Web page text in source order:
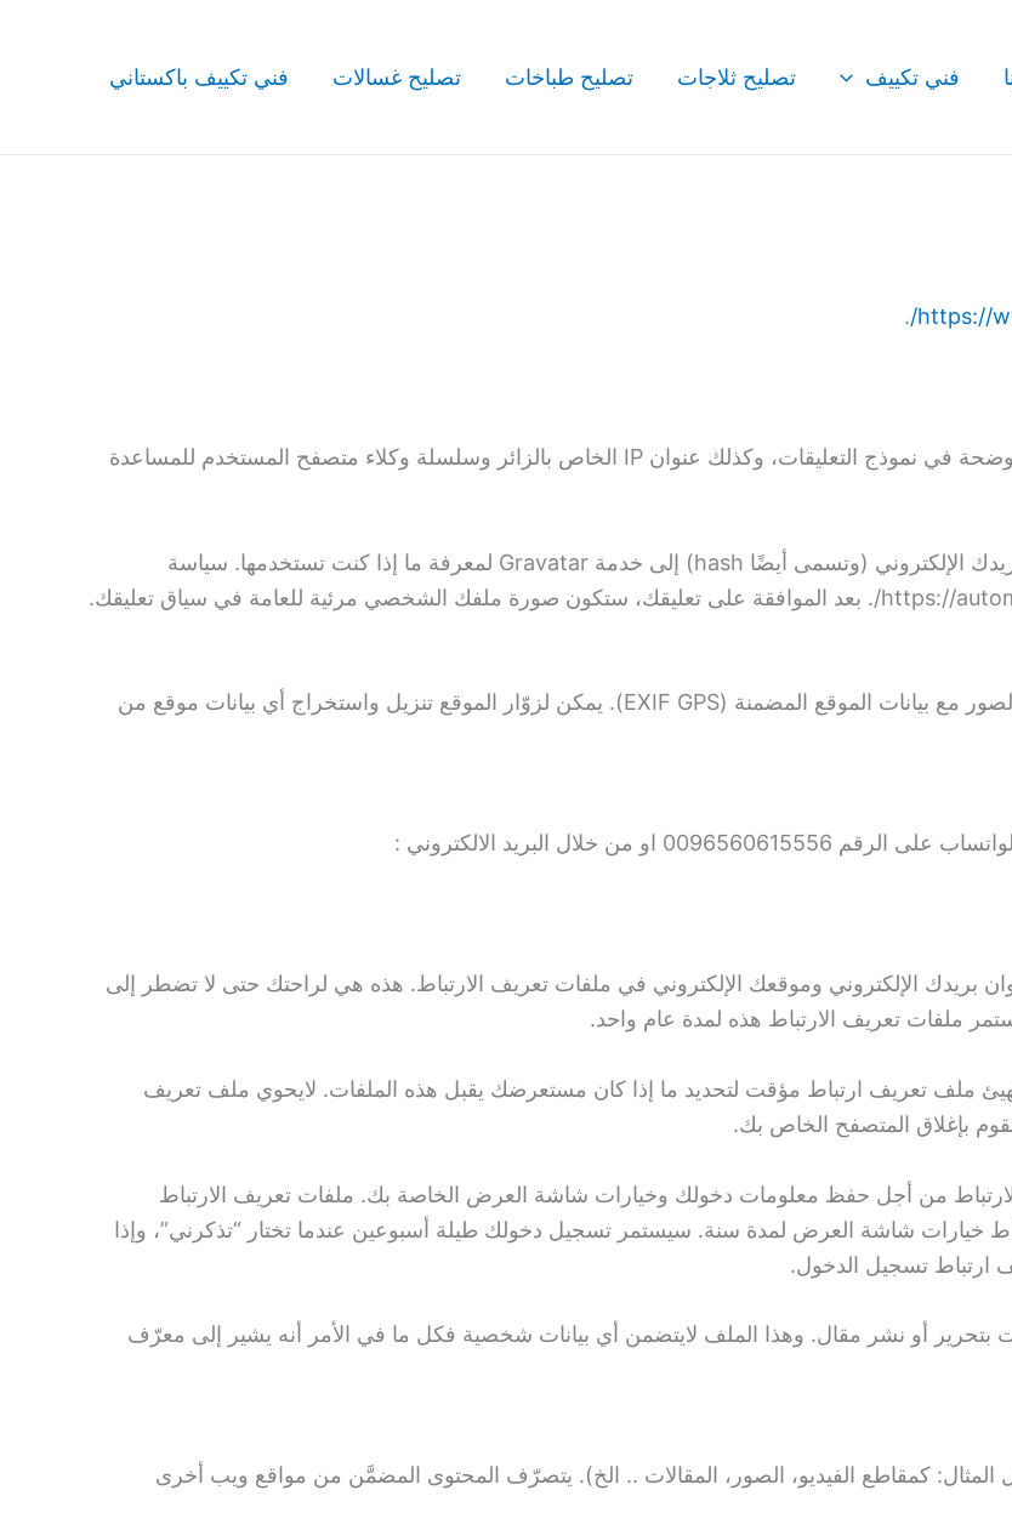
فني تكييف تصليح ثلاجات تصليح طباخات تصليح غسالات فني تكييف باكستاني
https://
.
عندما يترك الزائرون تعليقاتهم على الموقع، نجمع البيانات الموضحة في نموذج التعليقات، وكذلك عنوان IP الخاص بالزائر وسلسلة وكلاء متصفح المستخدم للمساعدة
قد يتم توفير سلسلة مجهولة المصدر تم إنشاؤها من عنوان بريدك الإلكتروني (وتسمى أيضًا hash) إلى خدمة Gravatar لمعرفة ما إذا كنت تستخدمها. سياسة
إذا قمت بتحميل الصور إلى موقع الويب، يجب تجنب تحميل الصور مع بيانات الموقع المضمنة (EXIF GPS). يمكن لزوّار الموقع تنزيل واستخراج أي بيانات موقع من
من خلال البريد الالكتروني :
بريدك الإلكتروني وموقعك الإلكتروني في ملفات تعريف الارتباط. هذه هي لراحتك حتى لا تضطر إلى
ملفات تعريف الارتباط هذه لمدة عام واحد.
ملف تعريف ارتباط مؤقت لتحديد ما إذا كان مستعرضك يقبل هذه الملفات. لايحوي ملف تعريف
بإغلاق المتصفح الخاص بك.
من أجل حفظ معلومات دخولك وخيارات شاشة العرض الخاصة بك. ملفات تعريف الارتباط
خيارات شاشة العرض لمدة سنة. سيستمر تسجيل دخولك طيلة أسبوعين عندما تختار “تذكرني”، وإذا
تسجيل الدخول.
أو نشر مقال. وهذا الملف لايتضمن أي بيانات شخصية فكل ما في الأمر أنه يشير إلى معرّف
كمقاطع الفيديو، الصور، المقالات .. الخ). يتصرّف المحتوى المضمَّن من مواقع ويب أخرى